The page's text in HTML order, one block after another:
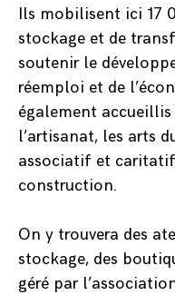
Ils mobilisent ici 17
stockage et de
soutenir le
réemploi et de
également
l’artisanat, les arts
associatif et
construction.
On y trouvera des
stockage, des
géré par